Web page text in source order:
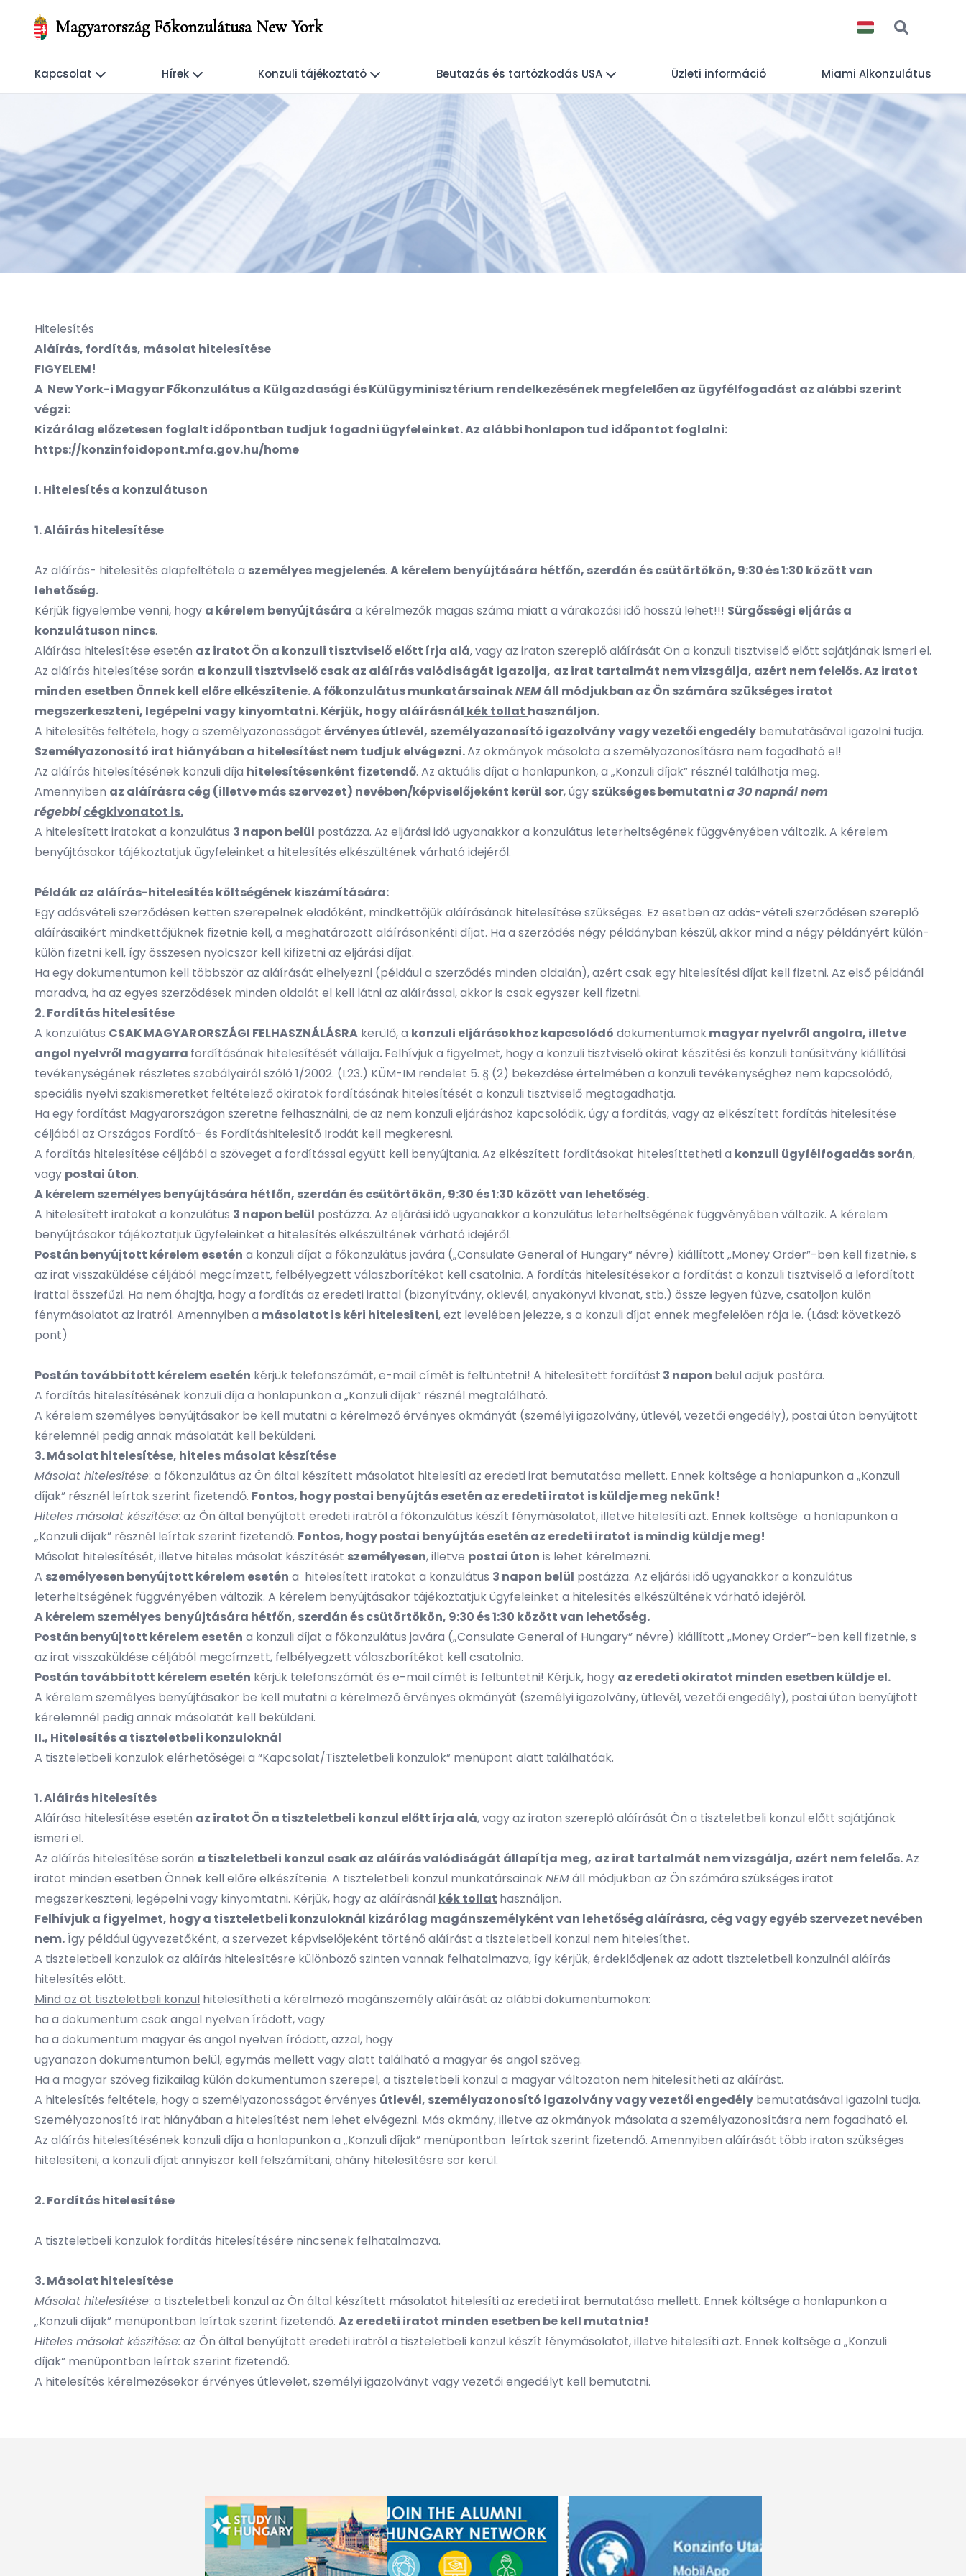
Magyarország Főkonzulátusa New York
Kapcsolat Hírek Konzuli tájékoztató Beutazás és tartózkodás USA Üzleti információ Miami Alkonzulátus
Hitelesítés
Aláírás, fordítás, másolat hitelesítése
FIGYELEM!
A New York-i Magyar Főkonzulátus a Külgazdasági és Külügyminisztérium rendelkezésének megfelelően az ügyfélfogadást az alábbi szerint
végzi:
Kizárólag előzetesen foglalt időpontban tudjuk fogadni ügyfeleinket. Az alábbi honlapon tud időpontot foglalni:
https://konzinfoidopont.mfa.gov.hu/home
I. Hitelesítés a konzulátuson
1. Aláírás hitelesítése
Az aláírás- hitelesítés alapfeltétele a személyes megjelenés. A kérelem benyújtására hétfőn, szerdán és csütörtökön, 9:30 és 1:30 között van
lehetőség.
Kérjük figyelembe venni, hogy a kérelem benyújtására a kérelmezők magas száma miatt a várakozási idő hosszú lehet!!! Sürgősségi eljárás a
konzulátuson nincs.
Aláírása hitelesítése esetén az iratot Ön a konzuli tisztviselő előtt írja alá, vagy az iraton szereplő aláírását Ön a konzuli tisztviselő előtt sajátjának ismeri el.
Az aláírás hitelesítése során a konzuli tisztviselő csak az aláírás valódiságát igazolja, az irat tartalmát nem vizsgálja, azért nem felelős. Az iratot
minden esetben Önnek kell előre elkészítenie. A főkonzulátus munkatársainakNEMáll módjukban az Ön számára szükséges iratot
megszerkeszteni, legépelni vagy kinyomtatni. Kérjük, hogy aláírásnál kék tollat használjon.
A hitelesítés feltétele, hogy a személyazonosságot érvényes útlevél, személyazonosító igazolványvagy vezetői engedély bemutatásával igazolni tudja.
Személyazonosító irat hiányában a hitelesítést nem tudjuk elvégezni.Az okmányok másolata a személyazonosításra nem fogadható el!
Az aláírás hitelesítésének konzuli díja hitelesítésenként fizetendő. Az aktuális díjat a honlapunkon, a „Konzuli díjak” résznél találhatja meg.
Amennyiben az aláírásra cég (illetve más szervezet) nevében/képviselőjeként kerül sor, úgy szükséges bemutatnia 30 napnál nem
régebbicégkivonatot is.
A hitelesített iratokat a konzulátus 3 napon belül postázza. Az eljárási idő ugyanakkor a konzulátus leterheltségének függvényében változik. A kérelem
benyújtásakor tájékoztatjuk ügyfeleinket a hitelesítés elkészültének várható idejéről.
Példák az aláírás-hitelesítés költségének kiszámítására:
Egy adásvételi szerződésen ketten szerepelnek eladóként, mindkettőjük aláírásának hitelesítése szükséges. Ez esetben az adás-vételi szerződésen szereplő
aláírásaikért mindkettőjüknek fizetnie kell, a meghatározott aláírásonkénti díjat. Ha a szerződés négy példányban készül, akkor mind a négy példányért külön-
külön fizetni kell, így összesen nyolcszor kell kifizetni az eljárási díjat.
Ha egy dokumentumon kell többször az aláírását elhelyezni (például a szerződés minden oldalán), azért csak egy hitelesítési díjat kell fizetni. Az első példánál
maradva, ha az egyes szerződések minden oldalát el kell látni az aláírással, akkor is csak egyszer kell fizetni.
2. Fordítás hitelesítése
A konzulátus CSAK MAGYARORSZÁGI FELHASZNÁLÁSRA kerülő, a konzuli eljárásokhoz kapcsolódó dokumentumokmagyar nyelvről angolra, illetve
angol nyelvről magyarra fordításának hitelesítését vállalja.Felhívjuk a figyelmet, hogy a konzuli tisztviselő okirat készítési és konzuli tanúsítvány kiállítási
tevékenységének részletes szabályairól szóló 1/2002. (I.23.) KÜM-IM rendelet 5. § (2) bekezdése értelmében a konzuli tevékenységhez nem kapcsolódó,
speciális nyelvi szakismeretket feltételező okiratok fordításának hitelesítését a konzuli tisztviselő megtagadhatja.
Ha egy fordítást Magyarországon szeretne felhasználni, de az nem konzuli eljáráshoz kapcsolódik, úgy a fordítás, vagy az elkészített fordítás hitelesítése
céljából az Országos Fordító- és Fordításhitelesítő Irodát kell megkeresni.
A fordítás hitelesítése céljából a szöveget a fordítással együtt kell benyújtania. Az elkészített fordításokat hitelesíttetheti a konzuli ügyfélfogadás során,
vagy postai úton.
A kérelem személyes benyújtására hétfőn, szerdán és csütörtökön, 9:30 és 1:30 között van lehetőség.
A hitelesített iratokat a konzulátus 3 napon belül postázza. Az eljárási idő ugyanakkor a konzulátus leterheltségének függvényében változik. A kérelem
benyújtásakor tájékoztatjuk ügyfeleinket a hitelesítés elkészültének várható idejéről.
Postán benyújtott kérelem esetén a konzuli díjat a főkonzulátus javára („Consulate General of Hungary” névre) kiállított „Money Order”-ben kell fizetnie, s
az irat visszaküldése céljából megcímzett, felbélyegzett válaszborítékot kell csatolnia. A fordítás hitelesítésekor a fordítást a konzuli tisztviselő a lefordított
irattal összefűzi. Ha nem óhajtja, hogy a fordítás az eredeti irattal (bizonyítvány, oklevél, anyakönyvi kivonat, stb.) össze legyen fűzve, csatoljon külön
fénymásolatot az iratról. Amennyiben a másolatot is kéri hitelesíteni, ezt levelében jelezze, s a konzuli díjat ennek megfelelően rója le. (Lásd: következő
pont)
Postán továbbított kérelem esetén kérjük telefonszámát, e-mail címét is feltüntetni! A hitelesített fordítást 3 napon belül adjuk postára.
A fordítás hitelesítésének konzuli díja a honlapunkon a „Konzuli díjak” résznél megtalálható.
A kérelem személyes benyújtásakor be kell mutatni a kérelmező érvényes okmányát (személyi igazolvány, útlevél, vezetői engedély), postai úton benyújtott
kérelemnél pedig annak másolatát kell beküldeni.
3. Másolat hitelesítése, hiteles másolat készítése
Másolat hitelesítése: a főkonzulátus az Ön által készített másolatot hitelesíti az eredeti irat bemutatása mellett. Ennek költsége a honlapunkon a „Konzuli
díjak” résznél leírtak szerint fizetendő. Fontos, hogy postai benyújtás esetén az eredeti iratot is küldje meg nekünk!
Hiteles másolat készítése: az Ön által benyújtott eredeti iratról a főkonzulátus készít fénymásolatot, illetve hitelesíti azt. Ennek költsége a honlapunkon a
„Konzuli díjak” résznél leírtak szerint fizetendő. Fontos, hogy postai benyújtás esetén az eredeti iratot is mindig küldje meg!
Másolat hitelesítését, illetve hiteles másolat készítését személyesen, illetve postai úton is lehet kérelmezni.
A személyesen benyújtott kérelem esetén a hitelesített iratokat a konzulátus 3 napon belül postázza. Az eljárási idő ugyanakkor a konzulátus
leterheltségének függvényében változik. A kérelem benyújtásakor tájékoztatjuk ügyfeleinket a hitelesítés elkészültének várható idejéről.
A kérelem személyes benyújtására hétfőn, szerdán és csütörtökön, 9:30 és 1:30 közöttvan lehetőség.
Postán benyújtott kérelem esetén a konzuli díjat a főkonzulátus javára („Consulate General of Hungary” névre) kiállított „Money Order”-ben kell fizetnie, s
az irat visszaküldése céljából megcímzett, felbélyegzett válaszborítékot kell csatolnia.
Postán továbbított kérelem esetén kérjük telefonszámát és e-mail címét is feltüntetni! Kérjük, hogy az eredeti okiratot minden esetben küldje el.
A kérelem személyes benyújtásakor be kell mutatni a kérelmező érvényes okmányát (személyi igazolvány, útlevél, vezetői engedély), postai úton benyújtott
kérelemnél pedig annak másolatát kell beküldeni.
II., Hitelesítés a tiszteletbeli konzuloknál
A tiszteletbeli konzulok elérhetőségei a “Kapcsolat/Tiszteletbeli konzulok” menüpont alatt találhatóak.
1. Aláírás hitelesítés
Aláírása hitelesítése esetén az iratot Ön a tiszteletbeli konzul előtt írja alá, vagy az iraton szereplő aláírását Ön a tiszteletbeli konzul előtt sajátjának
ismeri el.
Az aláírás hitelesítése során a tiszteletbeli konzul csak az aláírás valódiságát állapítja meg, az irat tartalmát nem vizsgálja, azért nem felelős.Az
iratot minden esetben Önnek kell előre elkészítenie. A tiszteletbeli konzul munkatársainakNEMáll módjukban az Ön számára szükséges iratot
megszerkeszteni, legépelni vagy kinyomtatni. Kérjük, hogy az aláírásnál kék tollat használjon.
Felhívjuk a figyelmet, hogy a tiszteletbeli konzuloknál kizárólag magánszemélyként van lehetőség aláírásra, cég vagy egyéb szervezet nevében
nem.Így például ügyvezetőként, a szervezet képviselőjeként történő aláírást a tiszteletbeli konzul nem hitelesíthet.
A tiszteletbeli konzulok az aláírás hitelesítésre különböző szinten vannak felhatalmazva, így kérjük, érdeklődjenek az adott tiszteletbeli konzulnál aláírás
hitelesítés előtt.
Mind az öt tiszteletbeli konzul hitelesítheti a kérelmező magánszemély aláírását az alábbi dokumentumokon:
ha a dokumentum csak angol nyelven íródott, vagy
ha a dokumentum magyar és angol nyelven íródott, azzal, hogy
ugyanazon dokumentumon belül, egymás mellett vagy alatt található a magyar és angol szöveg.
Ha a magyar szöveg fizikailag külön dokumentumon szerepel, a tiszteletbeli konzul a magyar változaton nem hitelesítheti az aláírást.
A hitelesítés feltétele, hogy a személyazonosságot érvényes útlevél, személyazonosító igazolvány vagy vezetői engedély bemutatásával igazolni tudja.
Személyazonosító irat hiányában a hitelesítést nem lehet elvégezni. Más okmány, illetve az okmányok másolata a személyazonosításra nem fogadható el.
Az aláírás hitelesítésének konzuli díja a honlapunkon a „Konzuli díjak” menüpontban leírtak szerint fizetendő. Amennyiben aláírását több iraton szükséges
hitelesíteni, a konzuli díjat annyiszor kell felszámítani, ahány hitelesítésre sor kerül.
2. Fordítás hitelesítése
A tiszteletbeli konzulok fordítás hitelesítésére nincsenek felhatalmazva.
3. Másolat hitelesítése
Másolat hitelesítése: a tiszteletbeli konzul az Ön által készített másolatot hitelesíti az eredeti irat bemutatása mellett. Ennek költsége a honlapunkon a
„Konzuli díjak” menüpontban leírtak szerint fizetendő. Az eredeti iratot minden esetben be kell mutatnia!
Hiteles másolat készítése: az Ön által benyújtott eredeti iratról a tiszteletbeli konzul készít fénymásolatot, illetve hitelesíti azt. Ennek költsége a „Konzuli
díjak” menüpontban leírtak szerint fizetendő.
A hitelesítés kérelmezésekor érvényes útlevelet, személyi igazolványt vagy vezetői engedélyt kell bemutatni.